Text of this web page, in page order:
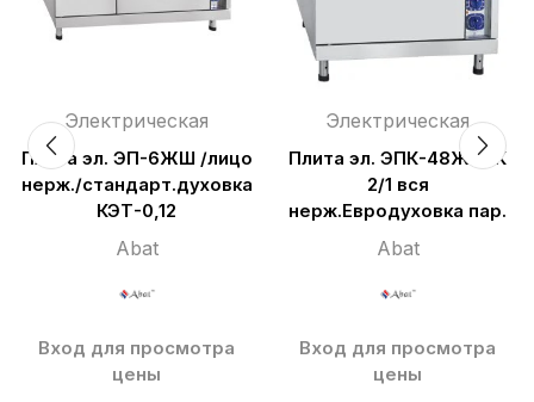
Электрическая
Плита эл. ЭП-6ЖШ /лицо
нерж./стандарт.духовка
КЭТ-0,12
Abat
Вход для просмотра
цены
Электрическая
Плита эл. ЭПК-48ЖШ-К
2/1 вся
нерж.Евродуховка пар.
Abat
Вход для просмотра
цены